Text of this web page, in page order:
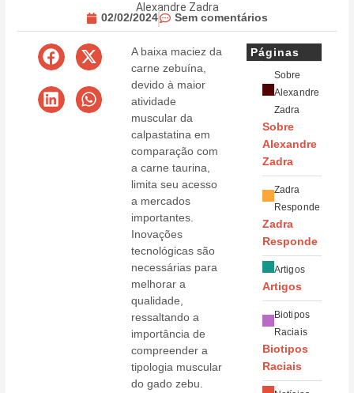
Alexandre Zadra
02/02/2024 Sem comentários
A baixa maciez da
carne zebuína,
devido à maior
atividade
muscular da
calpastatina em
comparação com
a carne taurina,
limita seu acesso
a mercados
importantes.
Inovações
tecnológicas são
necessárias para
melhorar a
qualidade,
ressaltando a
importância de
compreender a
tipologia muscular
do gado zebu.
Páginas
Sobre
Alexandre
Zadra
Sobre
Alexandre
Zadra
Zadra
Responde
Zadra
Responde
Artigos
Artigos
Biotipos
Raciais
Biotipos
Raciais